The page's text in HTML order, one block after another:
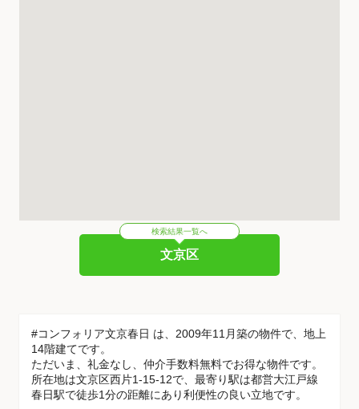
検索結果一覧へ
文京区
#コンフォリア文京春日 は、2009年11月築の物件で、地上
14階建てです。
ただいま、礼金なし、仲介手数料無料でお得な物件です。
所在地は文京区西片1-15-12で、最寄り駅は都営大江戸線
春日駅で徒歩1分の距離にあり利便性の良い立地です。